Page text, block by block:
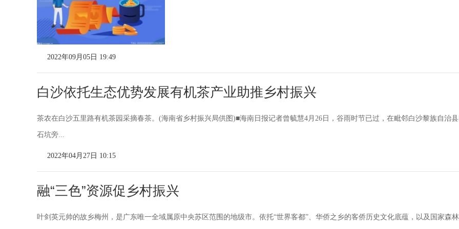
2022年09月05日 19:49
白沙依托生态优势发展有机茶产业助推乡村振兴
茶农在白沙五里路有机茶园采摘春茶。(海南省乡村振兴局供图)■海南日报记者曾毓慧4月26日，谷雨时节已过，在毗邻白沙黎族自治
石坑旁...
2022年04月27日 10:15
融“三色”资源促乡村振兴
叶剑英元帅的故乡梅州，是广东唯一全域属原中央苏区范围的地级市。依托“世界客都”、华侨之乡的客侨历史文化底蕴，以及国家森